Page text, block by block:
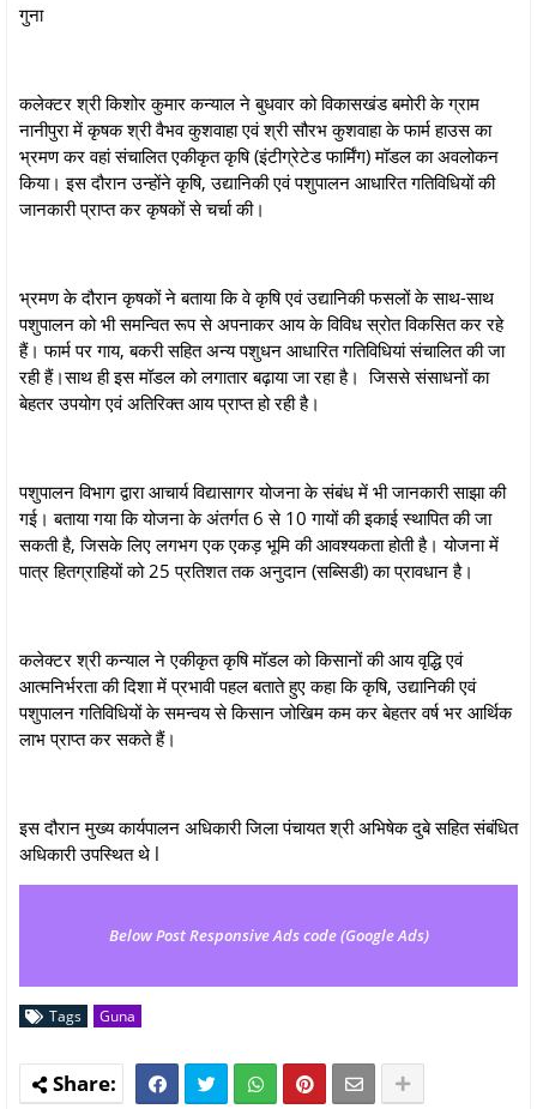
गुना
कलेक्टर श्री किशोर कुमार कन्याल ने बुधवार को विकासखंड बमोरी के ग्राम
नानीपुरा में कृषक श्री वैभव कुशवाहा एवं श्री सौरभ कुशवाहा के फार्म हाउस का
भ्रमण कर वहां संचालित एकीकृत कृषि (इंटीग्रेटेड फार्मिंग) मॉडल का अवलोकन
किया। इस दौरान उन्होंने कृषि, उद्यानिकी एवं पशुपालन आधारित गतिविधियों की
जानकारी प्राप्त कर कृषकों से चर्चा की।
भ्रमण के दौरान कृषकों ने बताया कि वे कृषि एवं उद्यानिकी फसलों के साथ-साथ
पशुपालन को भी समन्वित रूप से अपनाकर आय के विविध स्रोत विकसित कर रहे
हैं। फार्म पर गाय, बकरी सहित अन्य पशुधन आधारित गतिविधियां संचालित की जा
रही हैं।साथ ही इस मॉडल को लगातार बढ़ाया जा रहा है। जिससे संसाधनों का
बेहतर उपयोग एवं अतिरिक्त आय प्राप्त हो रही है।
पशुपालन विभाग द्वारा आचार्य विद्यासागर योजना के संबंध में भी जानकारी साझा की
गई। बताया गया कि योजना के अंतर्गत 6 से 10 गायों की इकाई स्थापित की जा
सकती है, जिसके लिए लगभग एक एकड़ भूमि की आवश्यकता होती है। योजना में
पात्र हितग्राहियों को 25 प्रतिशत तक अनुदान (सब्सिडी) का प्रावधान है।
कलेक्टर श्री कन्याल ने एकीकृत कृषि मॉडल को किसानों की आय वृद्धि एवं
आत्मनिर्भरता की दिशा में प्रभावी पहल बताते हुए कहा कि कृषि, उद्यानिकी एवं
पशुपालन गतिविधियों के समन्वय से किसान जोखिम कम कर बेहतर वर्ष भर आर्थिक
लाभ प्राप्त कर सकते हैं।
इस दौरान मुख्य कार्यपालन अधिकारी जिला पंचायत श्री अभिषेक दुबे सहित संबंधित
अधिकारी उपस्थित थे l
Below Post Responsive Ads code (Google Ads)
Tags Guna